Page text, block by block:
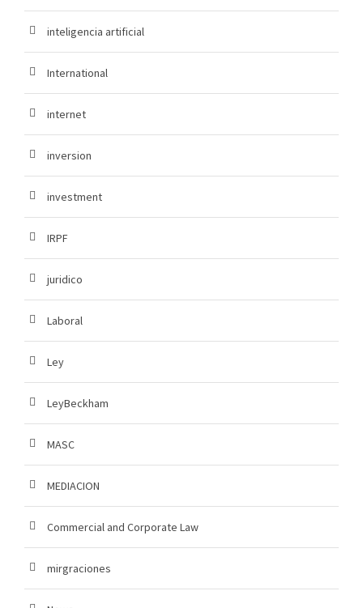
inteligencia artificial
International
internet
inversion
investment
IRPF
juridico
Laboral
Ley
LeyBeckham
MASC
MEDIACION
Commercial and Corporate Law
mirgraciones